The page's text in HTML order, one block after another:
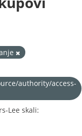
authority/access-
Lee skali: